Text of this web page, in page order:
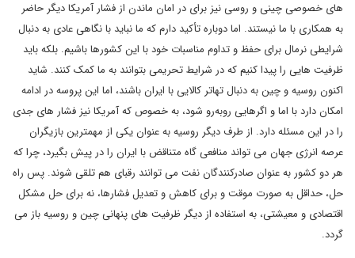
های خصوصی چینی و روسی نیز برای در امان ماندن از فشار آمریکا دیگر حاضر
به همکاری با ما نیستند. اما دوباره تأکید دارم که ما نباید با نگاهی عادی به دنبال
شرایطی نرمال برای حفظ و تداوم مناسبات خود با این کشورها باشیم. بلکه باید
ظرفیت هایی را پیدا کنیم که در شرایط تحریمی بتوانند به ما کمک کنند. شاید
اکنون روسیه و چین به دنبال تهاتر کالایی با ایران باشند، اما این پروسه در ادامه
امکان دارد با اما و اگرهایی روبه‌رو شود، به خصوص که آمریکا نیز فشار های جدی
را در این مسئله دارد. از طرف دیگر روسیه به عنوان یکی از مهمترین بازیگران
عرصه انرژی جهان می تواند منافعی گاه متناقض با ایران را در پیش بگیرد، چرا که
هر دو کشور به عنوان صادرکنندگان نفت می توانند رقبای هم تلقی شوند. پس راه
حل، حداقل به صورت موقت و برای کاهش و تعدیل فشارها، نه برای حل مشکل
اقتصادی و معیشتی، به استفاده از دیگر ظرفیت های پنهانی چین و روسیه باز می
گردد.